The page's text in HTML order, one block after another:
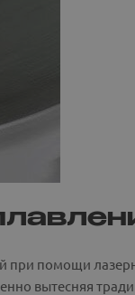
при помощи
вытесняя